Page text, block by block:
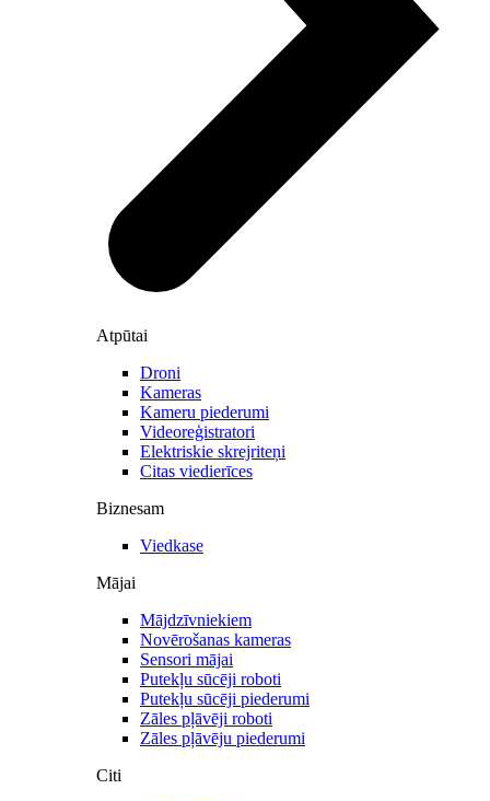
Atpūtai
Droni
Kameras
Kameru piederumi
Videoreģistratori
Elektriskie skrejriteņi
Citas viedierīces
Biznesam
Viedkase
Mājai
Mājdzīvniekiem
Novērošanas kameras
Sensori mājai
Putekļu sūcēji roboti
Putekļu sūcēji piederumi
Zāles pļāvēji roboti
Zāles pļāvēju piederumi
Citi